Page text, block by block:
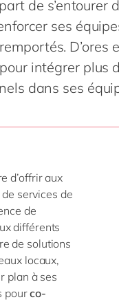
de la vie
publics
& mode
de s’entourer
ses
D’ores
intégrer plus
dans ses
d’offrir aux
services de
de
différents
de solutions
locaux,
plan à ses
pourco-